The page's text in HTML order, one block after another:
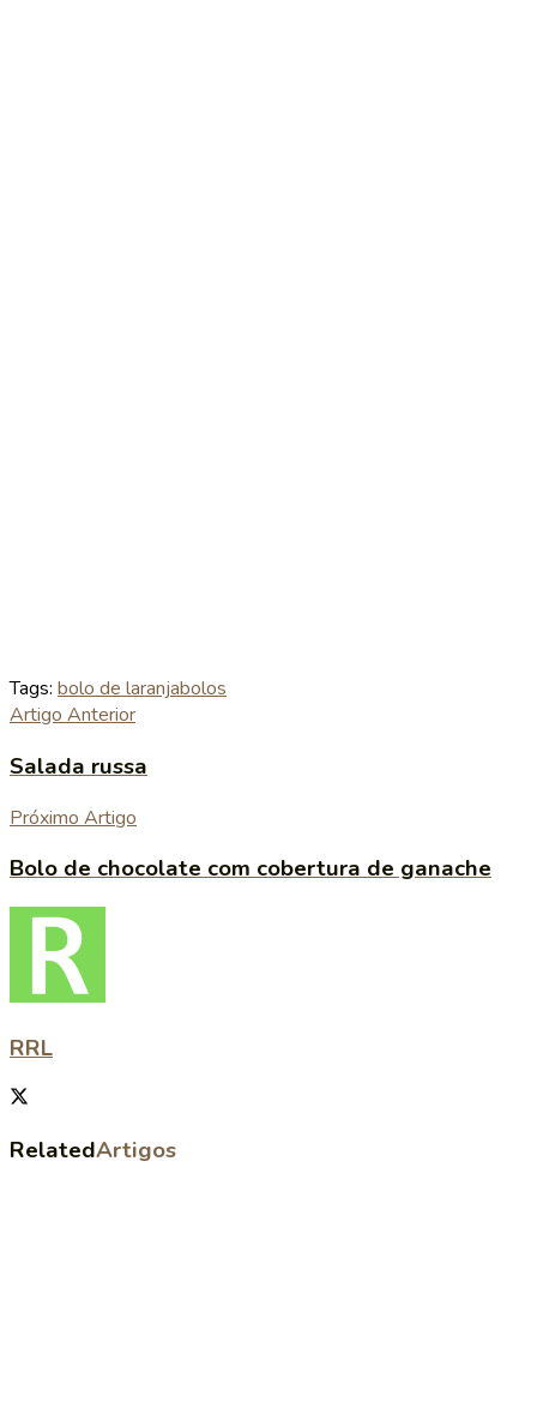
Tags: bolo de laranjabolos
Artigo Anterior
Salada russa
Próximo Artigo
Bolo de chocolate com cobertura de ganache
RRL
RelatedArtigos